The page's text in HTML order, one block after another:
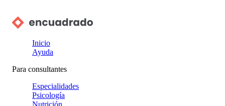
Inicio
Ayuda
Para consultantes
Especialidades
Psicología